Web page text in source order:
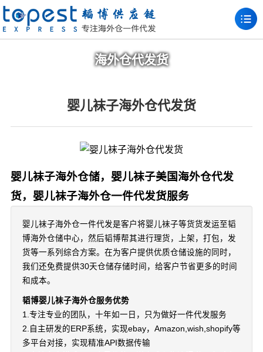
海外仓代发货
婴儿袜子海外仓代发货
婴儿袜子海外仓储，婴儿袜子美国海外仓代发
货，婴儿袜子海外仓一件代发货服务
婴儿袜子海外仓一件代发是客户将婴儿袜子等货货发运至韬
博海外仓储中心，然后韬博帮其进行理货，上架，打包，发
货等一系列综合方案。在为客户提供优质仓储设施的同时，
我们还免费提供30天仓储存储时间，给客户节省更多的时间
和成本。
韬博婴儿袜子海外仓服务优势
1.专注专业的团队，十年如一日，只为做好一件代发服务
2.自主研发的ERP系统，实现ebay，Amazon,wish,shopify等
多平台对接，实现精准API数据传输